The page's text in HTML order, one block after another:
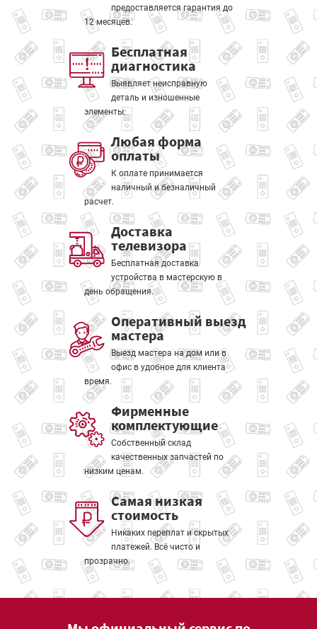
предоставляется гарантия до
12 месяцев.
Бесплатная
диагностика
Выявляет неисправную
деталь и изношенные
элементы.
Любая форма
оплаты
К оплате принимается
наличный и безналичный
расчет.
Доставка
телевизора
Бесплатная доставка
устройства в мастерскую в
день обращения.
Оперативный выезд
мастера
Выезд мастера на дом или в
офис в удобное для клиента
время.
Фирменные
комплектующие
Собственный склад
качественных запчастей по
низким ценам.
Самая низкая
стоимость
Никаких переплат и скрытых
платежей. Всё чисто и
прозрачно.